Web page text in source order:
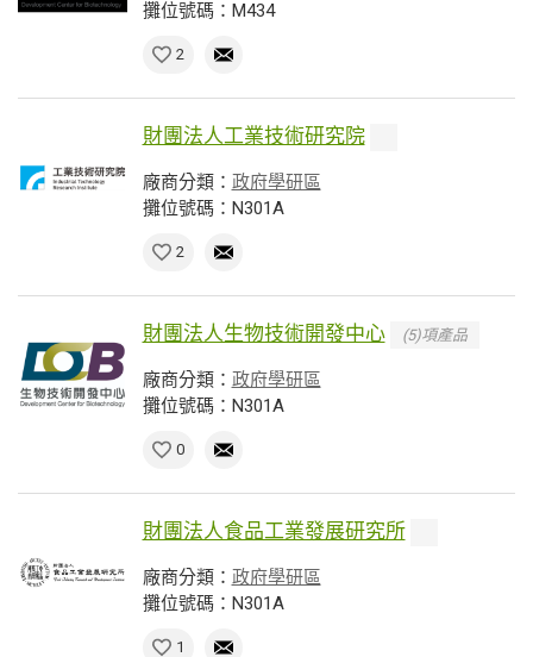
攤位號碼：M434
2
財團法人工業技術研究院
廠商分類： 政府學研區
攤位號碼：N301A
2
財團法人生物技術開發中心 (5)項產品
廠商分類： 政府學研區
攤位號碼：N301A
0
財團法人食品工業發展研究所
廠商分類： 政府學研區
攤位號碼：N301A
1